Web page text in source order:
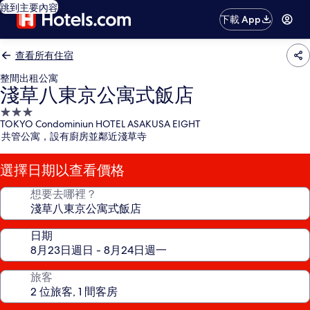
跳到主要內容
下載 App
查看所有住宿
整間出租公寓
淺草八東京公寓式飯店
3.0
星
級
住
宿
TOKYO Condominiun HOTEL ASAKUSA EIGHT
共管公寓，設有廚房並鄰近淺草寺
選擇日期以查看價格
想要去哪裡？
日期
旅客